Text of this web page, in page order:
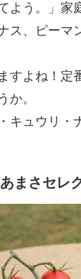
よう。」家
ス、ピー
すよね！定
か。
キュウリ・
まさセレ